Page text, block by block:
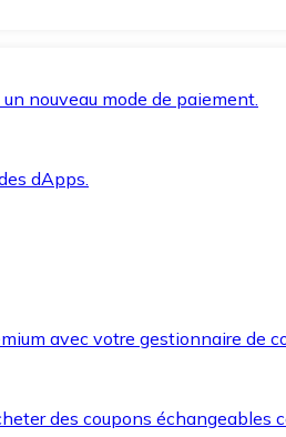
nouveau mode de paiement.
dApps.
avec votre gestionnaire de
des coupons échangeables